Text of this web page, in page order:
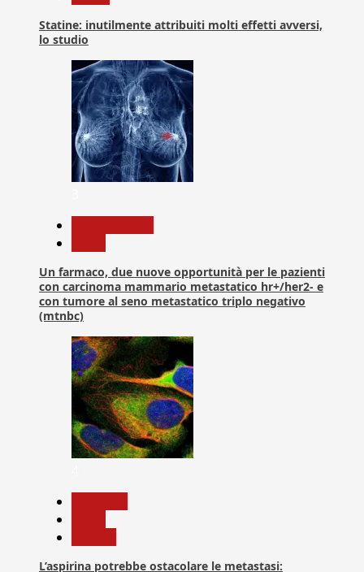
Statine: inutilmente attribuiti molti effetti avversi,
lo studio
Un farmaco, due nuove opportunità per le pazienti
con carcinoma mammario metastatico hr+/her2- e
con tumore al seno metastatico triplo negativo
(mtnbc)
L’aspirina potrebbe ostacolare le metastasi: